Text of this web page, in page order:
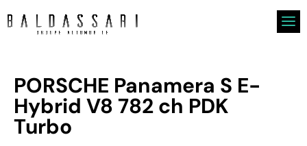
PORSCHE Panamera S E-
Hybrid V8 782 ch PDK
Turbo